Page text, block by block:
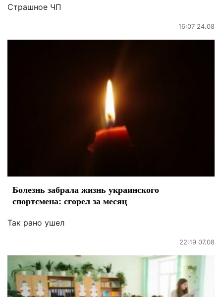
Страшное ЧП
16:07 24.08
Болезнь забрала жизнь украинского
спортсмена: сгорел за месяц
Так рано ушел
22:19 07.08